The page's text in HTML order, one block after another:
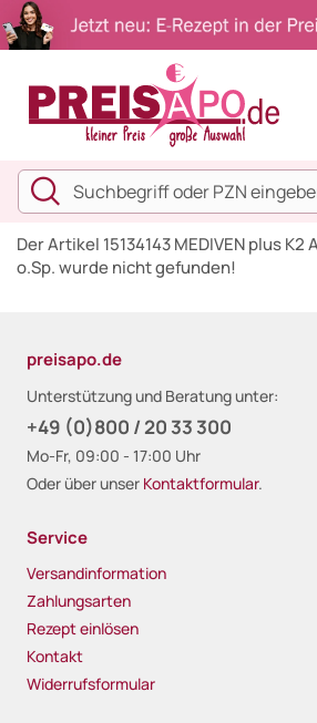
Der Artikel 15134143 MEDIVEN plus K2
o.Sp. wurde nicht gefunden!
preisapo.de
Unterstützung und Beratung unter:
+49 (0)800 / 20 33 300
Mo-Fr, 09:00 - 17:00 Uhr
Oder über unser Kontaktformular.
Service
Versandinformation
Zahlungsarten
Rezept einlösen
Kontakt
Widerrufsformular